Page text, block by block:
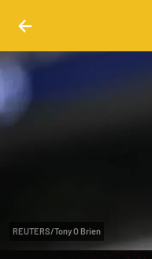
REUTERS/Tony O Brien